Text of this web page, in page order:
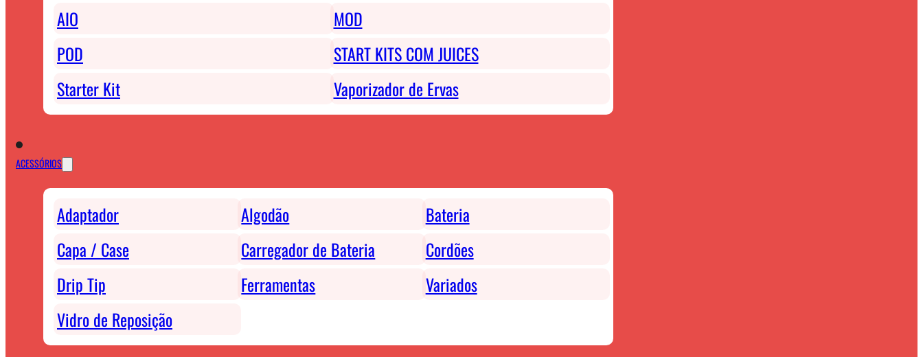
AIO
MOD
POD
START KITS COM JUICES
Starter Kit
Vaporizador de Ervas
ACESSÓRIOS
Adaptador Algodão
Bateria
Capa / Case
Carregador de Bateria
Cordões
Drip Tip
Ferramentas
Variados
Vidro de Reposição